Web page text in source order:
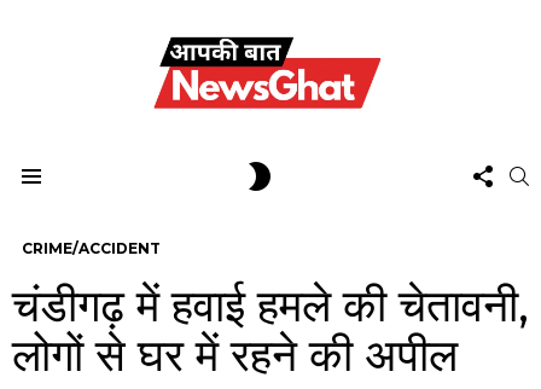
US
CRIME/ACCIDENT
चंडीगढ़ में हवाई हमले की चेतावनी,
लोगों से घर में रहने की अपील